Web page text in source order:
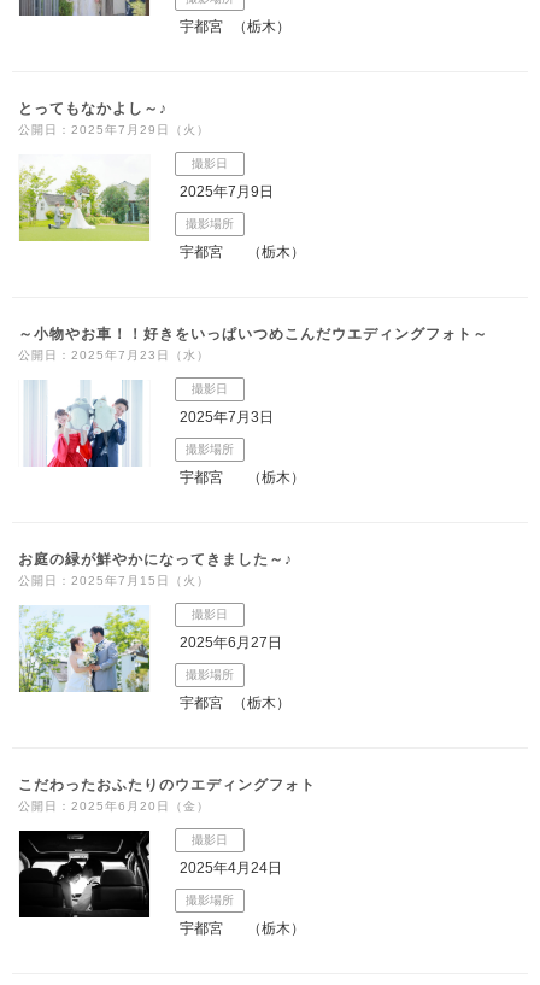
宇都宮 （栃木）
とってもなかよし～♪
公開日：2025年7月29日（火）
撮影日
2025年7月9日
撮影場所
宇都宮 （栃木）
～小物やお車！！好きをいっぱいつめこんだウエディングフォト～
公開日：2025年7月23日（水）
撮影日
2025年7月3日
撮影場所
宇都宮 （栃木）
お庭の緑が鮮やかになってきました～♪
公開日：2025年7月15日（火）
撮影日
2025年6月27日
撮影場所
宇都宮 （栃木）
こだわったおふたりのウエディングフォト
公開日：2025年6月20日（金）
撮影日
2025年4月24日
撮影場所
宇都宮 （栃木）